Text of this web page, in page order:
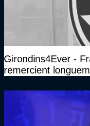
Girondins4Ever -
remercient